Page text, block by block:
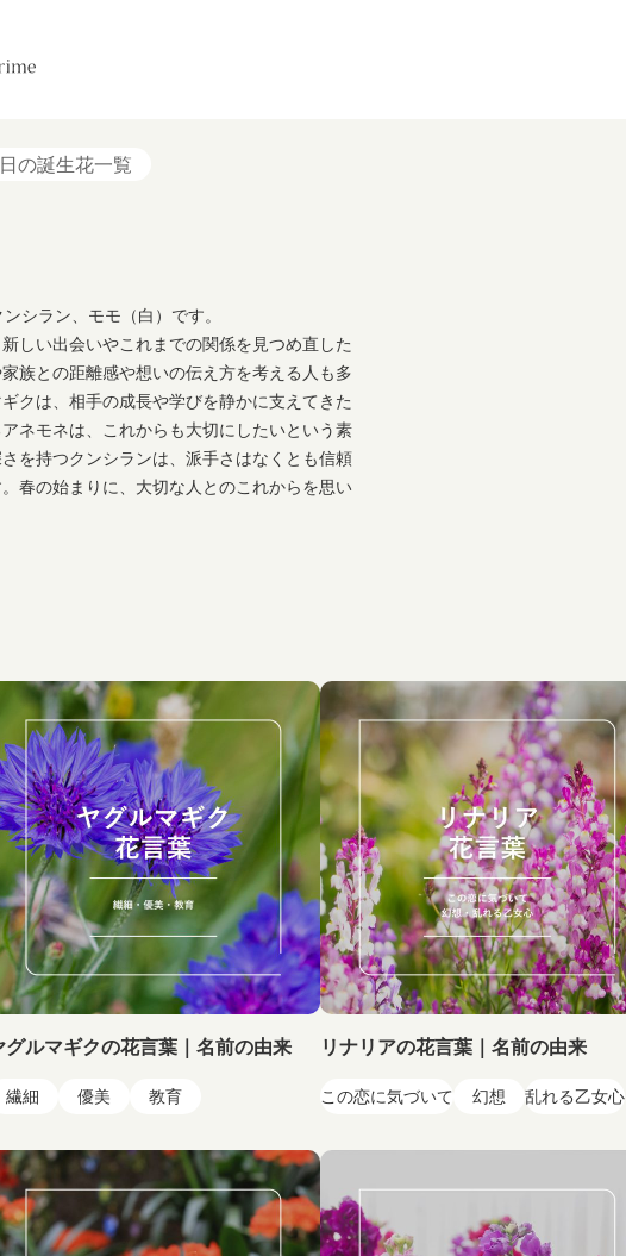
の誕生花一覧
シラン、モモ（白）です。
しい出会いやこれまでの関係を見つめ直した
族との距離感や想いの伝え方を考える人も多
クは、相手の成長や学びを静かに支えてきた
ネモネは、これからも大切にしたいという素
を持つクンシランは、派手さはなくとも信頼
春の始まりに、大切な人とのこれからを思い
グルマギクの花言葉｜名前の由来
繊細 優美 教育
リナリアの花言葉｜名前の由来
この恋に気づいて 幻想 乱れる乙女心